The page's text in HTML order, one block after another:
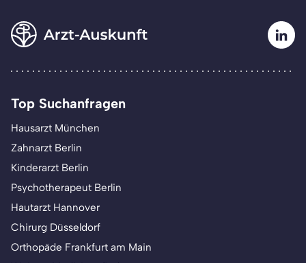
Top Suchanfragen
Hausarzt München
Zahnarzt Berlin
Kinderarzt Berlin
Psychotherapeut Berlin
Hautarzt Hannover
Chirurg Düsseldorf
Orthopäde Frankfurt am Main